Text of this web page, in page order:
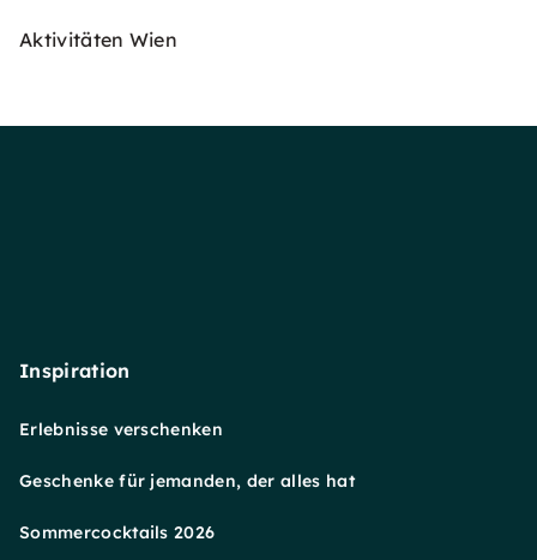
Aktivitäten Wien
Inspiration
Erlebnisse verschenken
Geschenke für jemanden, der alles hat
Sommercocktails 2026